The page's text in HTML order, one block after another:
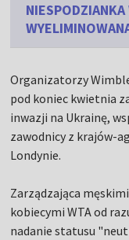
Organizatorzy
pod koniec kwietnia
inwazji na Ukrainę,
zawodnicy z krajów-
Londynie.
Zarządzająca
kobiecymi WTA od
nadanie statusu